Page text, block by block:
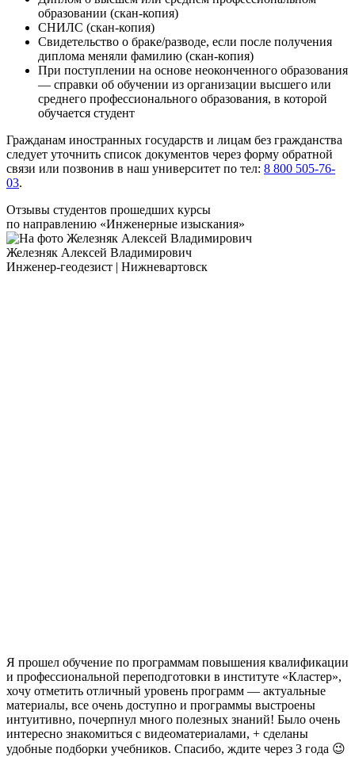
образовании (скан-копия)
СНИЛС (скан-копия)
Свидетельство о браке/разводе, если после получения
диплома меняли фамилию (скан-копия)
При поступлении на основе неоконченного образования
— справки об обучении из организации высшего или
среднего профессионального образования, в которой
обучается студент
Гражданам иностранных государств и лицам без гражданства
следует уточнить список документов через форму обратной
связи или позвонив в наш университет по тел: 8 800 505-76-
03.
Отзывы студентов прошедших курсы
по направлению «Инженерные изыскания»
Железняк Алексей Владимирович
Инженер-геодезист | Нижневартовск
Я прошел обучение по программам повышения квалификации
и профессиональной переподготовки в институте «Кластер»,
хочу отметить отличный уровень программ — актуальные
материалы, все очень доступно и программы выстроены
интуитивно, почерпнул много полезных знаний! Было очень
интересно знакомиться с видеоматериалами, + сделаны
удобные подборки учебников. Спасибо, ждите через 3 года 😉